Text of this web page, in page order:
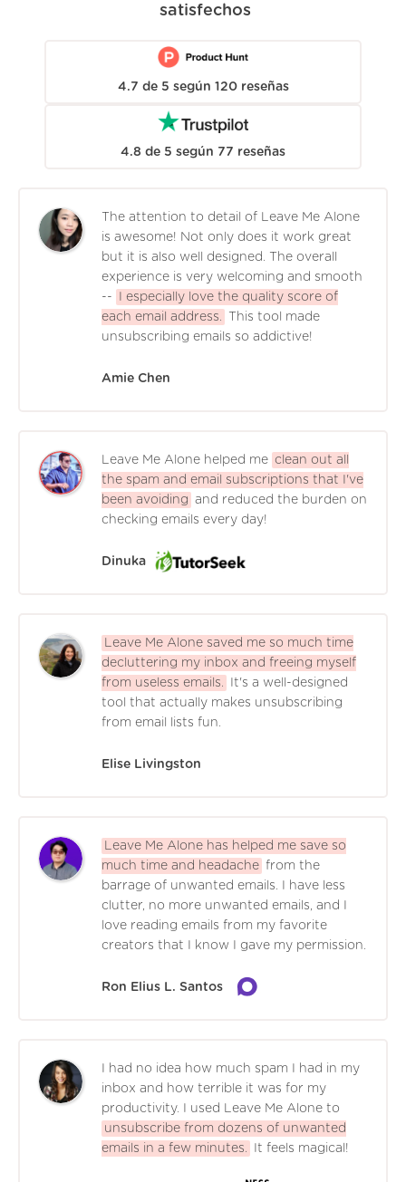
satisfechos
4.7 de 5 según 120 reseñas
4.8 de 5 según 77 reseñas
The attention to detail of Leave Me Alone
is awesome! Not only does it work great
but it is also well designed. The overall
experience is very welcoming and smooth
--
I especially love the quality score of
each email address.
This tool made
unsubscribing emails so addictive!
Amie Chen
Leave Me Alone helped me clean out all
the spam and email subscriptions that I've
been avoiding and reduced the burden on
checking emails every day!
Dinuka
Leave Me Alone saved me so much time
decluttering my inbox and freeing myself
from useless emails.
It's a well-designed
tool that actually makes unsubscribing
from email lists fun.
Elise Livingston
Leave Me Alone has helped me save so
much time and headache from the
barrage of unwanted emails. I have less
clutter, no more unwanted emails, and I
love reading emails from my favorite
creators that I know I gave my permission.
Ron Elius L. Santos
I had no idea how much spam I had in my
inbox and how terrible it was for my
productivity. I used Leave Me Alone to
unsubscribe from dozens of unwanted
emails in a few minutes.
It feels magical!